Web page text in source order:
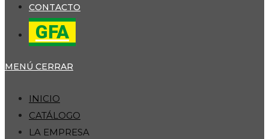
CONTACTO
GFA
MENÚ CERRAR
INICIO
CATÁLOGO
LA EMPRESA